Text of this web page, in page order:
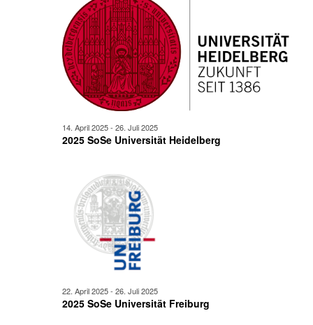
2025 SoSe Universität Heidelberg
14. April 2025- 26. Juli 2025
2025 SoSe Universität Freiburg
22. April 2025- 26. Juli 2025